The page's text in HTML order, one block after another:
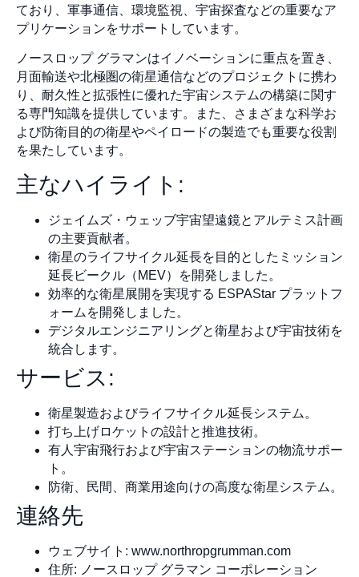
ており、軍事通信、環境監視、宇宙探査などの重要なア
プリケーションをサポートしています。
ノースロップ グラマンはイノベーションに重点を置き、
月面輸送や北極圏の衛星通信などのプロジェクトに携わ
り、耐久性と拡張性に優れた宇宙システムの構築に関す
る専門知識を提供しています。また、さまざまな科学お
よび防衛目的の衛星やペイロードの製造でも重要な役割
を果たしています。
主なハイライト:
ジェイムズ・ウェッブ宇宙望遠鏡とアルテミス計画
の主要貢献者。
衛星のライフサイクル延長を目的としたミッション
延長ビークル（MEV）を開発しました。
効率的な衛星展開を実現する ESPAStar プラットフ
ォームを開発しました。
デジタルエンジニアリングと衛星および宇宙技術を
統合します。
サービス:
衛星製造およびライフサイクル延長システム。
打ち上げロケットの設計と推進技術。
有人宇宙飛行および宇宙ステーションの物流サポー
ト。
防衛、民間、商業用途向けの高度な衛星システム。
連絡先
ウェブサイト: www.northropgrumman.com
住所: ノースロップ グラマン コーポレーション